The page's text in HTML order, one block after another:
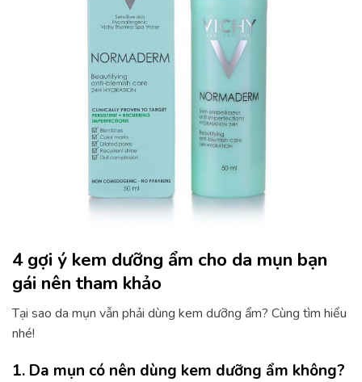
4 gợi ý kem dưỡng ẩm cho da mụn bạn
gái nên tham khảo
Tại sao da mụn vẫn phải dùng kem dưỡng ẩm? Cùng tìm hiểu
nhé!
1. Da mụn có nên dùng kem dưỡng ẩm không?